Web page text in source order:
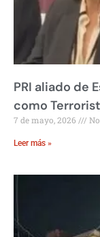
PRI aliado de
como
7 de mayo, 2026
Leer más »